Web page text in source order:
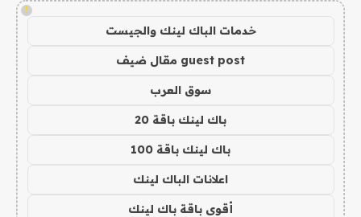
!
خدمات الباك لينك والجيست
guest post مقال ضيف
سوق العرب
باك لينك باقة 20
باك لينك باقة 100
اعلانات الباك لينك
أقوى باقة باك لينك